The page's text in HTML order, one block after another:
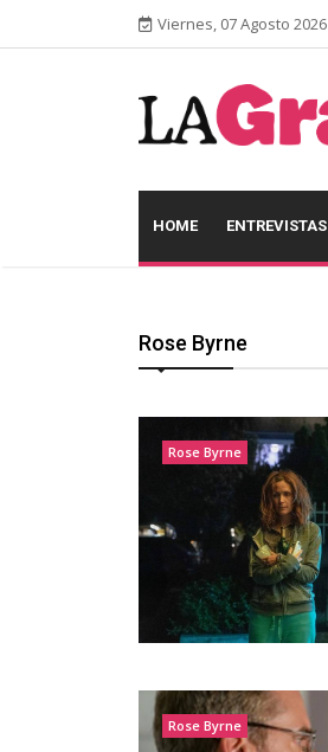
Viernes, 07 Agosto 2026
HOME ENTREVISTAS
Rose Byrne
Rose Byrne
Rose Byrne